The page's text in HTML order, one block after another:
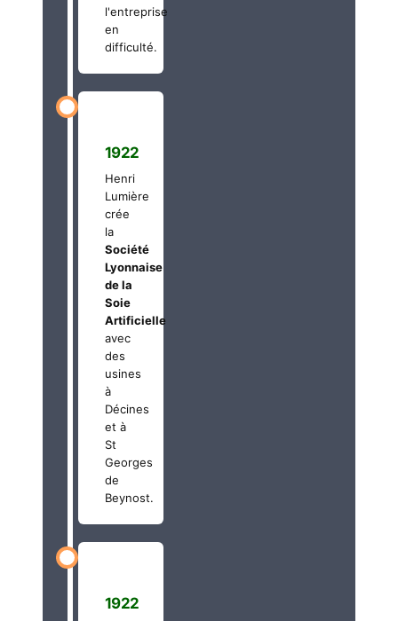
l'entreprise
en
difficulté.
1922
Henri
Lumière
crée
la
Société
Lyonnaise
de la
Soie
Artificielle
avec
des
usines
à
Décines
et à
St
Georges
de
Beynost.
1922